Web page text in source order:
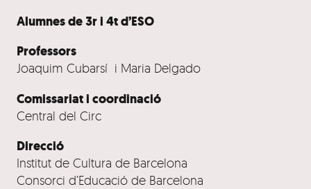
Alumnes de 3r i 4t d’ESO
Professors
Joaquim Cubarsí i Maria Delgado
Comissariat i coordinació
Central del Circ
Direcció
Institut de Cultura de Barcelona
Consorci d’Educació de Barcelona